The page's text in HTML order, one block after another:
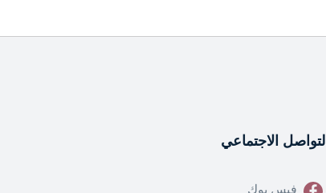
التواصل الاجتماعي
فيس بوك